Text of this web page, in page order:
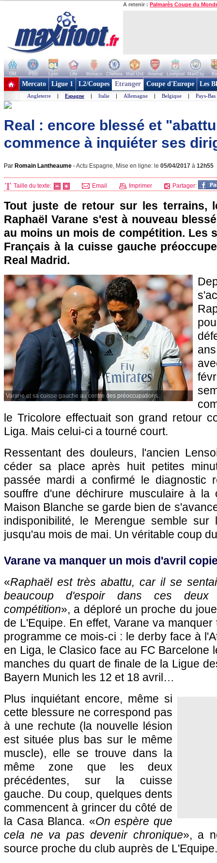
A retenir : Palmarès Coupe du
OM PSG Lyon Lille Monaco Chelsea Man Utd Arsenal Liverpool ManCity
+ de clubs
Mercato Ligue 1 L2/Coupes Etranger Coupe d'Europe Les
Angleterre | Espagne | Italie | Allemagne | Belgique | Pays-Bas
Real : encore blessé et
commence à inquiéter ses
Par Romain Lantheaume -Actu Espagne, Mise en ligne: le 05/04/2017 à 12h55
Taille du texte: Email Imprimer Partager:
Tout juste de retour sur les terrains,
Raphaël Varane s'est à nouveau
au moins un mois de compétition. Les
Français à la cuisse gauche
Real Madrid.
Varane et sa cuisse gauche au centre des préoccupations.
le Tricolore effectuait son grand retour
Liga. Mais celui-ci a tourné court.
Ressentant des douleurs, l'ancien
céder sa place après huit petites
passée mardi a confirmé le diagnostic
souffre d'une déchirure musculaire à la
Maison Blanche se garde bien de
indisponibilité, le Merengue semble
jusqu'au mois de mai. Un véritable coup
Varane va manquer un mois d'avril
«Raphaël est très abattu, car il se
beaucoup d'espoir dans ces
compétition», a déploré un proche du
de L'Equipe. En effet, Varane va
programme ce mois-ci : le derby face à
en Liga, le Clasico face au FC Barcelone
manches du quart de finale de la Ligue
Bayern Munich les 12 et 18 avril…
Plus inquiétant encore, même si
cette blessure ne correspond pas
à une rechute (la nouvelle lésion
est située plus bas sur le même
muscle), elle se trouve dans la
même zone que les deux
précédentes, sur la cuisse
gauche. Du coup, quelques dents
commencent à grincer du côté de
la Casa Blanca. «On espère que
cela ne va pas devenir chronique», a
source proche du club auprès de L'Equipe.